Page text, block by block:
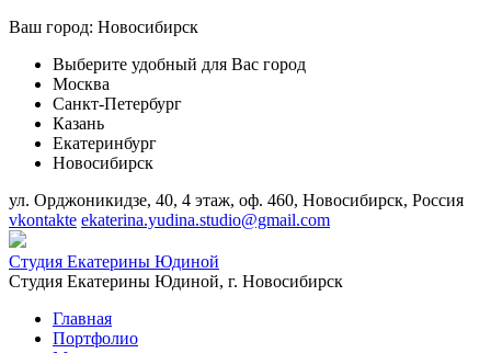
Ваш город: Новосибирск
Выберите удобный для Вас город
Москва
Санкт-Петербург
Казань
Екатеринбург
Новосибирск
ул. Орджоникидзе, 40, 4 этаж, оф. 460, Новосибирск, Россия
vkontakte ekaterina.yudina.studio@gmail.com
Студия Екатерины Юдиной
Студия Екатерины Юдиной, г. Новосибирск
Главная
Портфолио